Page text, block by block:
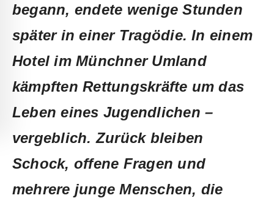
begann, endete wenige Stunden
später in einer Tragödie. In einem
Hotel im Münchner Umland
kämpften Rettungskräfte um das
Leben eines Jugendlichen –
vergeblich. Zurück bleiben
Schock, offene Fragen und
mehrere junge Menschen, die